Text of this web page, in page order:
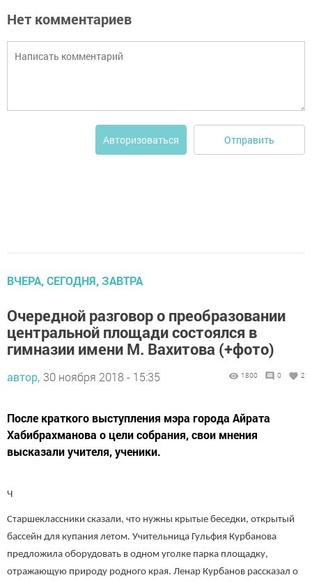
Нет комментариев
Авторизоваться Отправить
ВЧЕРА, СЕГОДНЯ, ЗАВТРА
Очередной разговор о преобразовании
центральной площади состоялся в
гимназии имени М. Вахитова (+фото)
автор, 30 ноября 2018 - 15:35 1800 0 2
После краткого выступления мэра города Айрата
Хабибрахманова о цели собрания, свои мнения
высказали учителя, ученики.
Ч
Старшеклассники сказали, что нужны крытые беседки, открытый
бассейн для купания летом. Учительница Гульфия Курбанова
предложила оборудовать в одном уголке парка площадку,
отражающую природу родного края. Ленар Курбанов рассказал о